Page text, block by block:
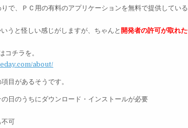
で、ＰＣ用の有料のアプリケーションを無料で提供してい
うと怪しい感じがしますが、ちゃんと 開発者の許可が取れ
コチラを。
about/
目があるそうです。
の日のうちにダウンロード・インストールが必要
不可